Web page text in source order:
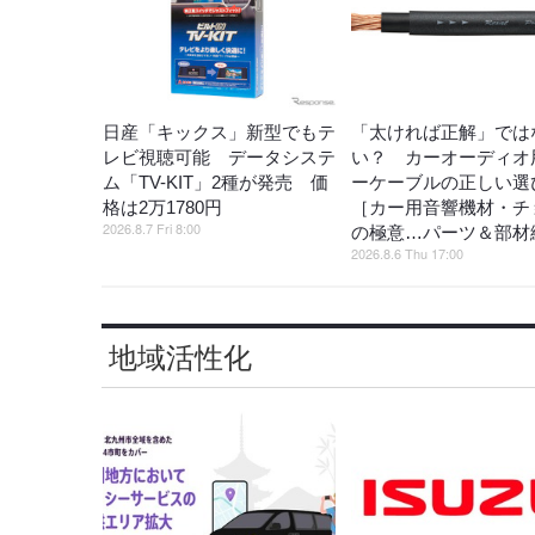
日産「キックス」新型でもテ
レビ視聴可能 データシステ
ム「TV-KIT」2種が発売 価
格は2万1780円
2026.8.7 Fri 8:00
「太ければ正解」では
い？ カーオーディオ
ーケーブルの正しい選
［カー用音響機材・
の極意…パーツ＆部材
2026.8.6 Thu 17:00
地域活性化